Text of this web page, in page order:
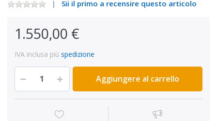
Sii il primo a recensire questo articolo
1.550,00 €
IVA inclusa più spedizione
Aggiungere al carrello